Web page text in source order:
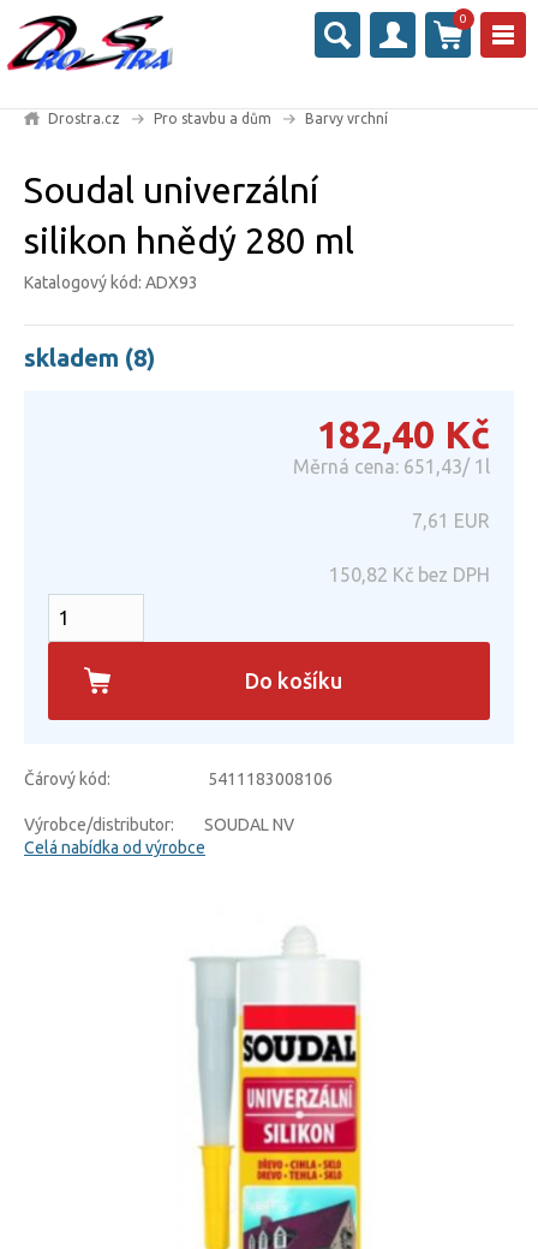
0
Drostra.cz Pro stavbu a dům Barvy vrchní
Soudal univerzální
silikon hnědý 280 ml
Katalogový kód: ADX93
skladem (8)
182,40 Kč
Měrná cena: 651,43/ 1l
7,61 EUR
150,82 Kč bez DPH
Do košíku
Čárový kód: 5411183008106
Výrobce/distributor:
SOUDAL NV
Celá nabídka od výrobce